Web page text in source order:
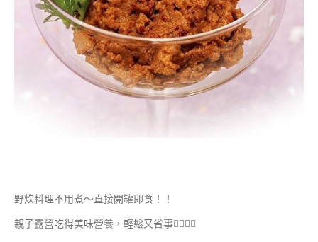
野炊料理不用煮～直接開罐即食！！
親子露營吃得美味營養，輕鬆又省事👍🏻👍🏻